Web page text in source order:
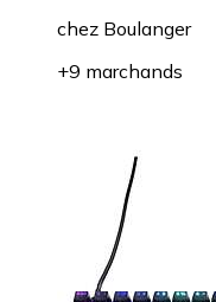
chez Boulanger
+9 marchands